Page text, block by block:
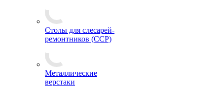
Столы для слесарей-
ремонтников (ССР)
Металлические
верстаки